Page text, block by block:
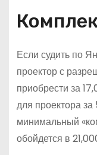
Если судить по
проектор с
приобрести за
для проектора за
минимальный
обойдется в